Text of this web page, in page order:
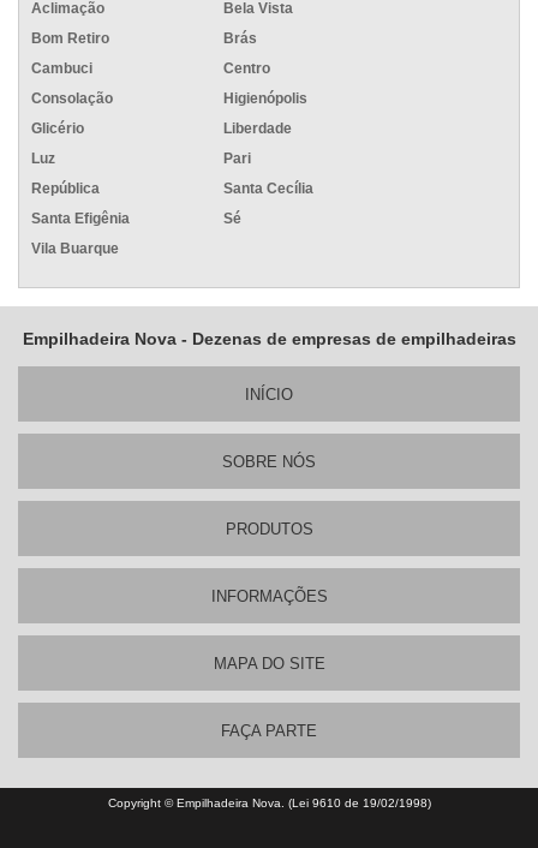
Aclimação
Bela Vista
Bom Retiro
Brás
Cambuci
Centro
Consolação
Higienópolis
Glicério
Liberdade
Luz
Pari
República
Santa Cecília
Santa Efigênia
Sé
Vila Buarque
Empilhadeira Nova - Dezenas de empresas de empilhadeiras
INÍ­CIO
SOBRE NÓS
PRODUTOS
INFORMAÇÕES
MAPA DO SITE
FAÇA PARTE
Copyright © Empilhadeira Nova. (Lei 9610 de 19/02/1998)